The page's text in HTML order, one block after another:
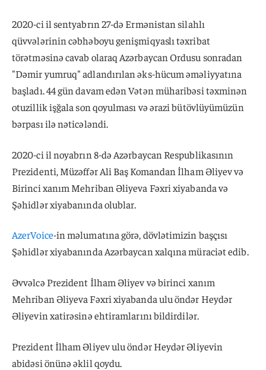
2020-ci il sentyabrın 27-də Ermənistan silahlı
qüvvələrinin cəbhəboyu genişmiqyaslı təxribat
törətməsinə cavab olaraq Azərbaycan Ordusu sonradan
"Dəmir yumruq" adlandırılan əks-hücum əməliyyatına
başladı. 44 gün davam edən Vətən müharibəsi təxminən
otuzillik işğala son qoyulması və ərazi bütövlüyümüzün
bərpası ilə nəticələndi.
2020-ci il noyabrın 8-də Azərbaycan Respublikasının
Prezidenti, Müzəffər Ali Baş Komandan İlham Əliyev və
Birinci xanım Mehriban Əliyeva Fəxri xiyabanda və
Şəhidlər xiyabanında olublar.
AzerVoice-in məlumatına görə, dövlətimizin başçısı
Şəhidlər xiyabanında Azərbaycan xalqına müraciət edib.
Əvvəlcə Prezident İlham Əliyev və birinci xanım
Mehriban Əliyeva Fəxri xiyabanda ulu öndər Heydər
Əliyevin xatirəsinə ehtiramlarını bildirdilər.
Prezident İlham Əliyev ulu öndər Heydər Əliyevin
abidəsi önünə əklil qoydu.